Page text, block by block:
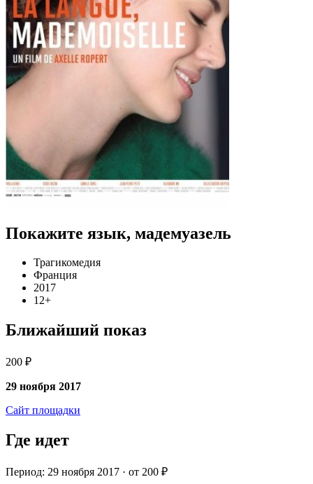
Покажите язык, мадемуазель
Трагикомедия
Франция
2017
12+
Ближайший показ
200 ₽
29 ноября 2017
Сайт площадки
Где идет
Период: 29 ноября 2017 · от 200 ₽